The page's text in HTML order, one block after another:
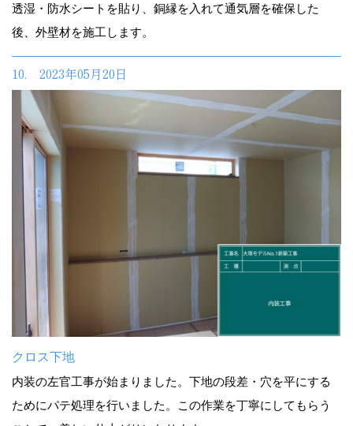
透湿・防水シートを貼り、銅縁を入れて通気層を確保した
後、外壁材を施工します。
10. 2023年05月20日
クロス下地
内装の左官工事が始まりました。下地の段差・穴を平にする
ためにパテ処理を行いました。この作業を丁寧にしてもらう